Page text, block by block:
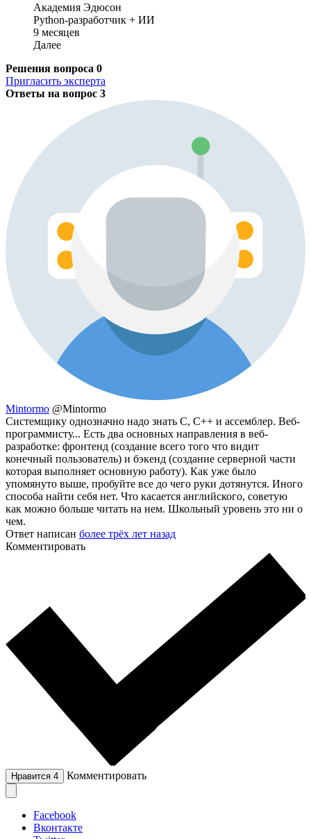
Академия Эдюсон
Python-разработчик + ИИ
9 месяцев
Далее
Решения вопроса 0
Пригласить эксперта
Ответы на вопрос 3
Mintormo @Mintormo
Системщику однозначно надо знать C, C++ и ассемблер. Веб-
программисту... Есть два основных направления в веб-
разработке: фронтенд (создание всего того что видит
конечный пользователь) и бэкенд (создание серверной части
которая выполняет основную работу). Как уже было
упомянуто выше, пробуйте все до чего руки дотянутся. Иного
способа найти себя нет. Что касается английского, советую
как можно больше читать на нем. Школьный уровень это ни о
чем.
Ответ написан более трёх лет назад
Комментировать
Нравится 4 Комментировать
Facebook
Вконтакте